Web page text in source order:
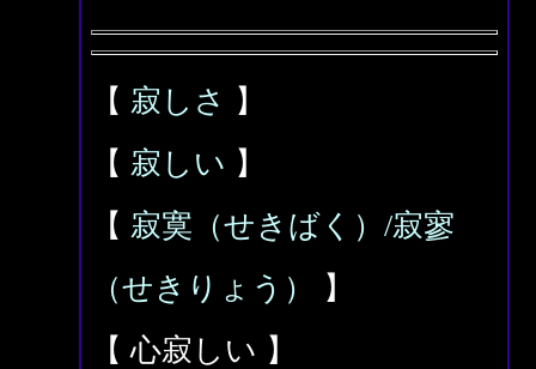
【 寂しさ
】
【 寂しい 】
【 寂寞（せきばく）/寂寥
（せきりょう）
】
【 心寂しい 】